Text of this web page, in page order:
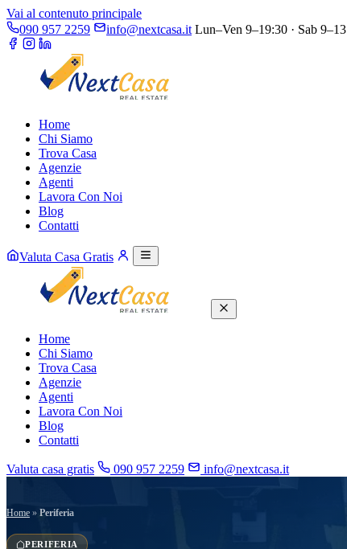
Vai al contenuto principale
090 957 2259
info@nextcasa.it Lun–Ven 9–19:30 · Sab 9–13
Home
Chi Siamo
Trova Casa
Agenzie
Agenti
Lavora Con Noi
Blog
Contatti
Valuta Casa Gratis
Home
Chi Siamo
Trova Casa
Agenzie
Agenti
Lavora Con Noi
Blog
Contatti
Valuta casa gratis 090 957 2259 info@nextcasa.it
Home » Periferia
PERIFERIA